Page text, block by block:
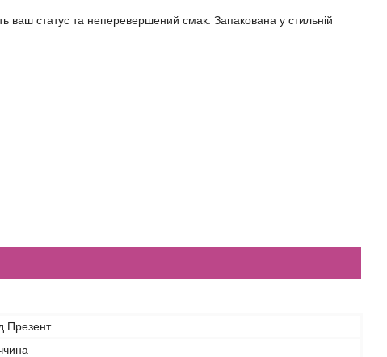
ваш статус та неперевершений смак. Запакована у стильній
Презент